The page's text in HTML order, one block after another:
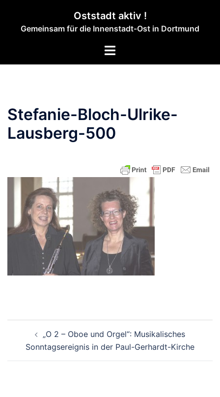
springen
Oststadt aktiv !
Gemeinsam für die Innenstadt-Ost in Dortmund
Menü
Stefanie-Bloch-Ulrike-
Lausberg-500
Navigation„O 2 – Oboe und Orgel“: Musikalisches
Sonntagsereignis in der Paul-Gerhardt-Kirche